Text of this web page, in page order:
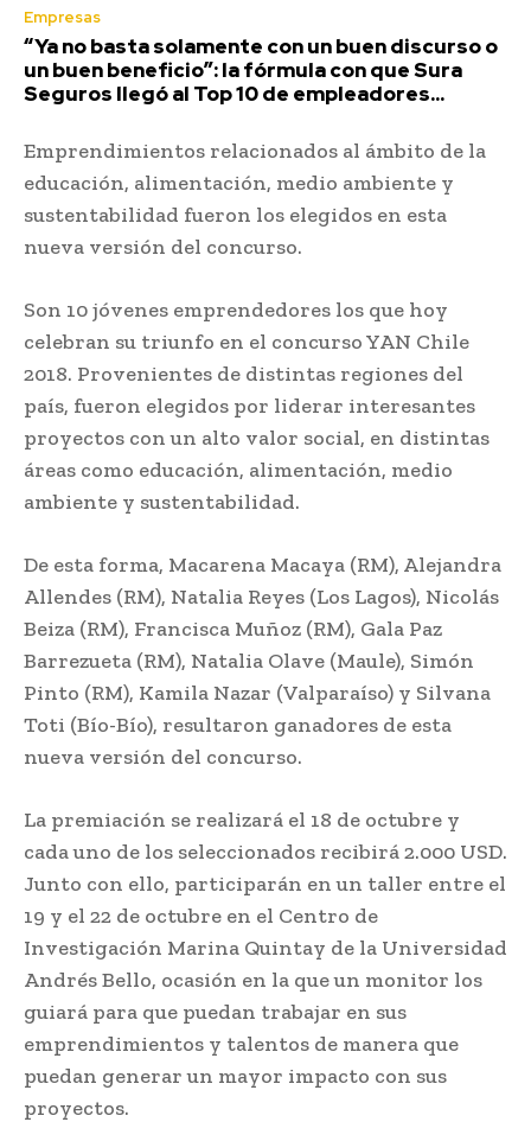
Empresas
“Ya no basta solamente con un buen discurso o
un buen beneficio”: la fórmula con que Sura
Seguros llegó al Top 10 de empleadores...
Emprendimientos relacionados al ámbito de la
educación, alimentación, medio ambiente y
sustentabilidad fueron los elegidos en esta
nueva versión del concurso.
Son 10 jóvenes emprendedores los que hoy
celebran su triunfo en el concurso YAN Chile
2018. Provenientes de distintas regiones del
país, fueron elegidos por liderar interesantes
proyectos con un alto valor social, en distintas
áreas como educación, alimentación, medio
ambiente y sustentabilidad.
De esta forma, Macarena Macaya (RM), Alejandra
Allendes (RM), Natalia Reyes (Los Lagos), Nicolás
Beiza (RM), Francisca Muñoz (RM), Gala Paz
Barrezueta (RM), Natalia Olave (Maule), Simón
Pinto (RM), Kamila Nazar (Valparaíso) y Silvana
Toti (Bío-Bío), resultaron ganadores de esta
nueva versión del concurso.
La premiación se realizará el 18 de octubre y
cada uno de los seleccionados recibirá 2.000 USD.
Junto con ello, participarán en un taller entre el
19 y el 22 de octubre en el Centro de
Investigación Marina Quintay de la Universidad
Andrés Bello, ocasión en la que un monitor los
guiará para que puedan trabajar en sus
emprendimientos y talentos de manera que
puedan generar un mayor impacto con sus
proyectos.